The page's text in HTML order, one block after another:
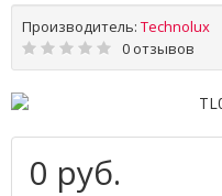
Производитель: Technolux
0 отзывов
0 руб.